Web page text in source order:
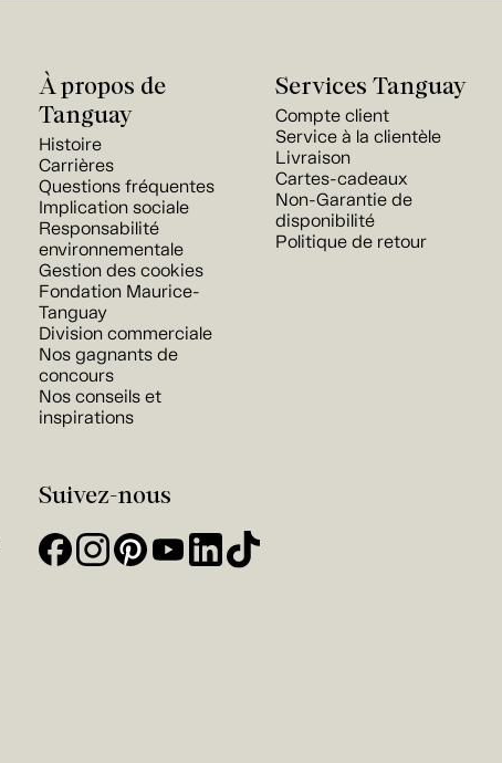
À propos de
Tanguay
Histoire
Carrières
Questions fréquentes
Implication sociale
Responsabilité
environnementale
Gestion des cookies
Fondation Maurice-
Tanguay
Division commerciale
Nos gagnants de
concours
Nos conseils et
inspirations
Services Tanguay
Compte client
Service à la clientèle
Livraison
Cartes-cadeaux
Non-Garantie de
disponibilité
Politique de retour
Suivez-nous